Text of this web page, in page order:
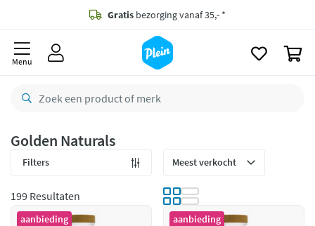
Gratis bezorging vanaf 35,- *
Bestelling uiterlijkzaterdag
retourneren
Betaal met Klarna
Menu
Golden Naturals
Filters
199 Resultaten
aanbieding aanbieding